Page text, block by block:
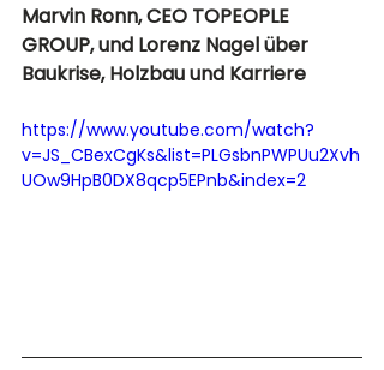
Marvin Ronn, CEO TOPEOPLE
GROUP, und Lorenz Nagel über
Baukrise, Holzbau und Karriere
https://www.youtube.com/watch?
v=JS_CBexCgKs&list=PLGsbnPWPUu2Xvh
UOw9HpB0DX8qcp5EPnb&index=2